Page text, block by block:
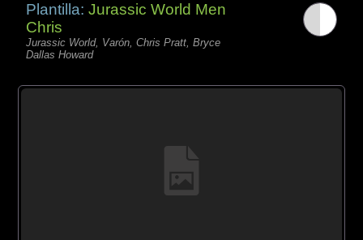
Plantilla:Jurassic World Men
Chris
Jurassic World, Varón, Chris Pratt, Bryce
Dallas Howard